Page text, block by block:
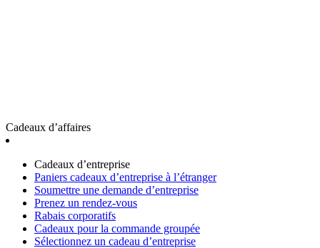
Cadeaux d’affaires
Cadeaux d’entreprise
Paniers cadeaux d’entreprise à l’étranger
Soumettre une demande d’entreprise
Prenez un rendez-vous
Rabais corporatifs
Cadeaux pour la commande groupée
Sélectionnez un cadeau d’entreprise